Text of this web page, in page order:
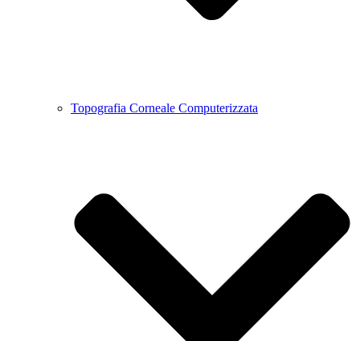
Topografia Corneale Computerizzata